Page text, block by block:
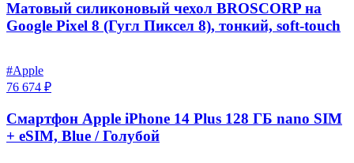
Матовый силиконовый чехол BROSCORP на
Google Pixel 8 (Гугл Пиксел 8), тонкий, soft-touch
#Apple
76 674 ₽
Смартфон Apple iPhone 14 Plus 128 ГБ nano SIM
+ eSIM, Blue / Голубой